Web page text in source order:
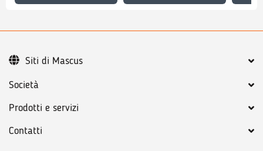
Società
Prodotti e servizi
Contatti
Siti di Mascus